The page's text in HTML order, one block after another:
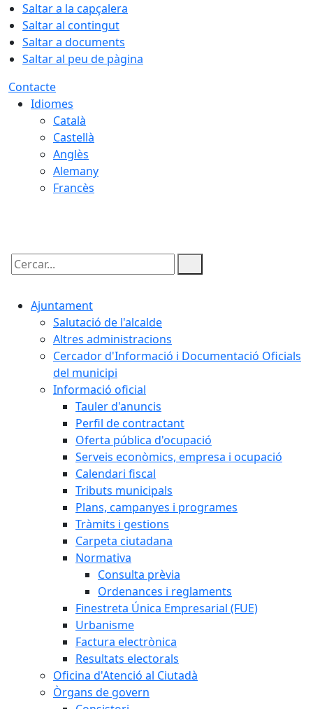
Saltar a la capçalera
Saltar al contingut
Saltar a documents
Saltar al peu de pàgina
Contacte
Idiomes
Català
Castellà
Anglès
Alemany
Francès
Cercar:
Ajuntament
Salutació de l'alcalde
Altres administracions
Cercador d'Informació i Documentació Oficials
del municipi
Informació oficial
Tauler d'anuncis
Perfil de contractant
Oferta pública d'ocupació
Serveis econòmics, empresa i ocupació
Calendari fiscal
Tributs municipals
Plans, campanyes i programes
Tràmits i gestions
Carpeta ciutadana
Normativa
Consulta prèvia
Ordenances i reglaments
Finestreta Única Empresarial (FUE)
Urbanisme
Factura electrònica
Resultats electorals
Oficina d'Atenció al Ciutadà
Òrgans de govern